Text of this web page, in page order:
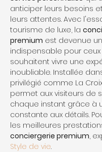
anticiper leurs besoins
leurs attentes. Avec
tourisme de luxe, la
premium est devenue
indispensable pour ceux
souhaitent vivre une
inoubliable. Installée
privilégié comme La
permet aux visiteurs de
chaque instant grâce à
constante aux détails.
les meilleures
conciergerie premium,
Style de vie.